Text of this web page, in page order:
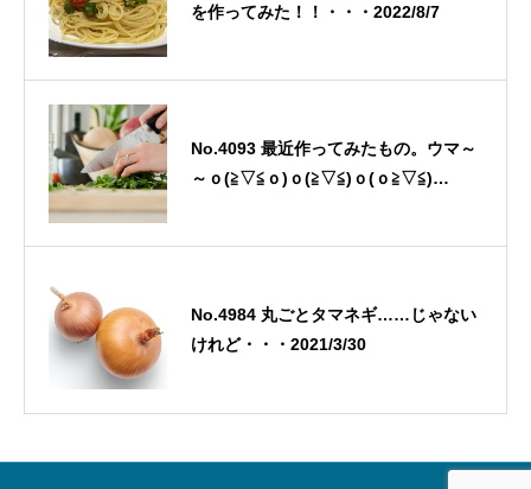
を作ってみた！！・・・2022/8/7
No.4093 最近作ってみたもの。ウマ～
～ｏ(≧▽≦ｏ)ｏ(≧▽≦)ｏ(ｏ≧▽≦)
No.4984 丸ごとタマネギ……じゃない
けれど・・・2021/3/30